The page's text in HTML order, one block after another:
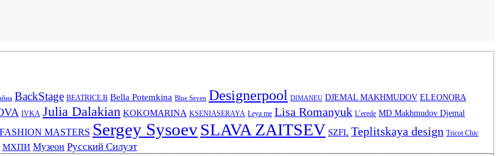
BackStage BEATRICE.B Bella Potemkina Blue Seven Designerpool DIMANEU DJEMAL MAKHMUDOV ELEONORA
IVKA Julia Dalakian KOKOMARINA KSENIASERAYA Leya me Lisa Romanyuk L’erede MD Makhmudov Djemal
MASTERS Sergey SysoevSLAVA ZAITSEV SZFL Teplitskaya design Tricot Chic
МХПИ Музеон Русский Силуэт